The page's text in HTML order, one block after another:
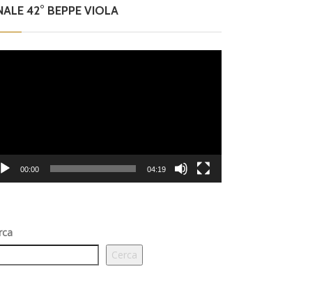
42° BEPPE VIOLA
00:00 04:19
Cerca